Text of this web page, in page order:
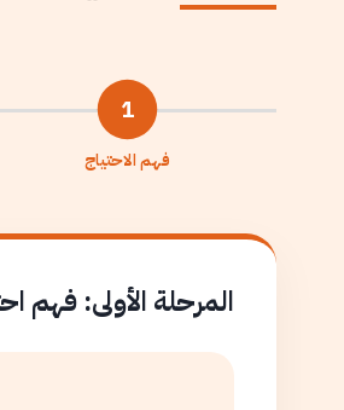
1
فهم الاحتياج
المرحلة الأولى: فهم